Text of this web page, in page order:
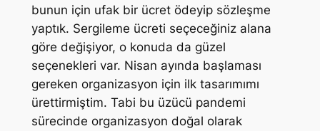
bunun için ufak bir ücret ödeyip sözleşme
yaptık. Sergileme ücreti seçeceğiniz alana
göre değişiyor, o konuda da güzel
seçenekleri var. Nisan ayında başlaması
gereken organizasyon için ilk tasarımımı
ürettirmiştim. Tabi bu üzücü pandemi
sürecinde organizasyon doğal olarak